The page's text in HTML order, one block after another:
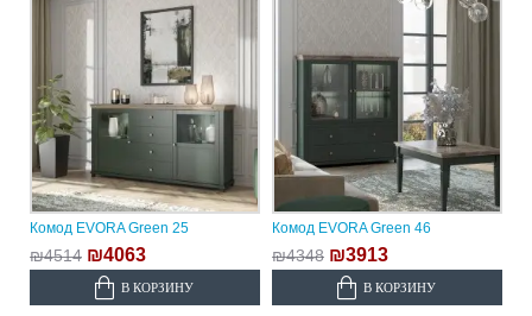
Комод EVORA Green 25
₪4514 ₪4063
В КОРЗИНУ
Комод EVORA Green 46
₪4348 ₪3913
В КОРЗИНУ